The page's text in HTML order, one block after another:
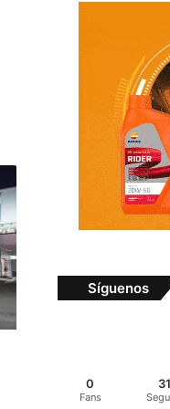
Síguenos
0
Fans